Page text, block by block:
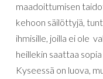
maadoittumisen
kehoon säilöttyjä,
ihmisille, joilla ei ole
heillekin saattaa
Kyseessä on luova,